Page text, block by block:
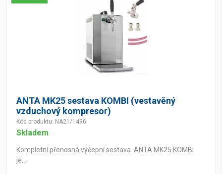
ANTA MK25 sestava KOMBI (vestavěný
vzduchový kompresor)
Kód produktu: NA21/1496
Skladem
Kompletní přenosná výčepní sestava ANTA MK25 KOMBI
je...